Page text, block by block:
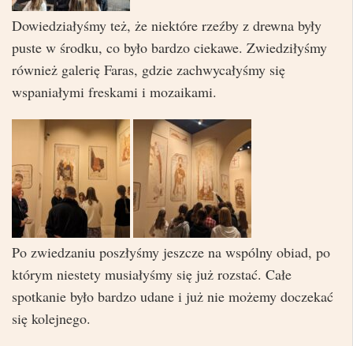
Dowiedziałyśmy też, że niektóre rzeźby z drewna były
puste w środku, co było bardzo ciekawe. Zwiedziłyśmy
również galerię Faras, gdzie zachwycałyśmy się
wspaniałymi freskami i mozaikami.
Po zwiedzaniu poszłyśmy jeszcze na wspólny obiad, po
którym niestety musiałyśmy się już rozstać. Całe
spotkanie było bardzo udane i już nie możemy doczekać
się kolejnego.